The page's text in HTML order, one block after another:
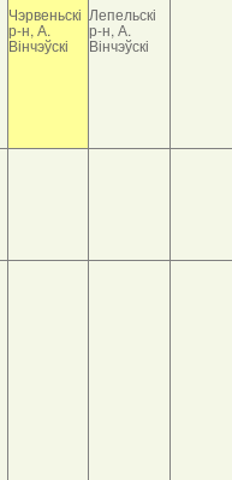
Чэрвеньскі
р-н, А.
Вінчэўскі
Лепельскі
р-н, А.
Вінчэўскі